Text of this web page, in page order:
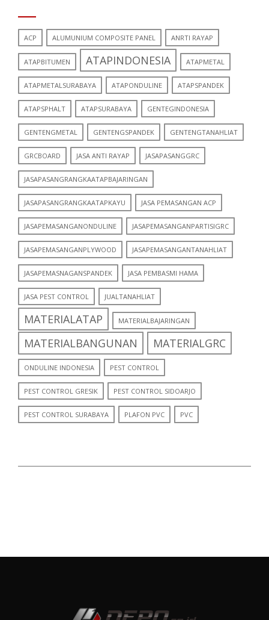
ACP ALUMUNIUM COMPOSITE PANEL ANRTI RAYAP
ATAPBITUMEN ATAPINDONESIA ATAPMETAL
ATAPMETALSURABAYA ATAPONDULINE ATAPSPANDEK
ATAPSPHALT ATAPSURABAYA GENTEGINDONESIA
GENTENGMETAL GENTENGSPANDEK GENTENGTANAHLIAT
GRCBOARD JASA ANTI RAYAP JASAPASANGGRC
JASAPASANGRANGKAATAPBAJARINGAN
JASAPASANGRANGKAATAPKAYU JASA PEMASANGAN ACP
JASAPEMASANGANONDULINE JASAPEMASANGANPARTISIGRC
JASAPEMASANGANPLYWOOD JASAPEMASANGANTANAHLIAT
JASAPEMASNAGANSPANDEK JASA PEMBASMI HAMA
JASA PEST CONTROL JUALTANAHLIAT
MATERIALATAP MATERIALBAJARINGAN
MATERIALBANGUNAN MATERIALGRC
ONDULINE INDONESIA PEST CONTROL
PEST CONTROL GRESIK PEST CONTROL SIDOARJO
PEST CONTROL SURABAYA PLAFON PVC PVC